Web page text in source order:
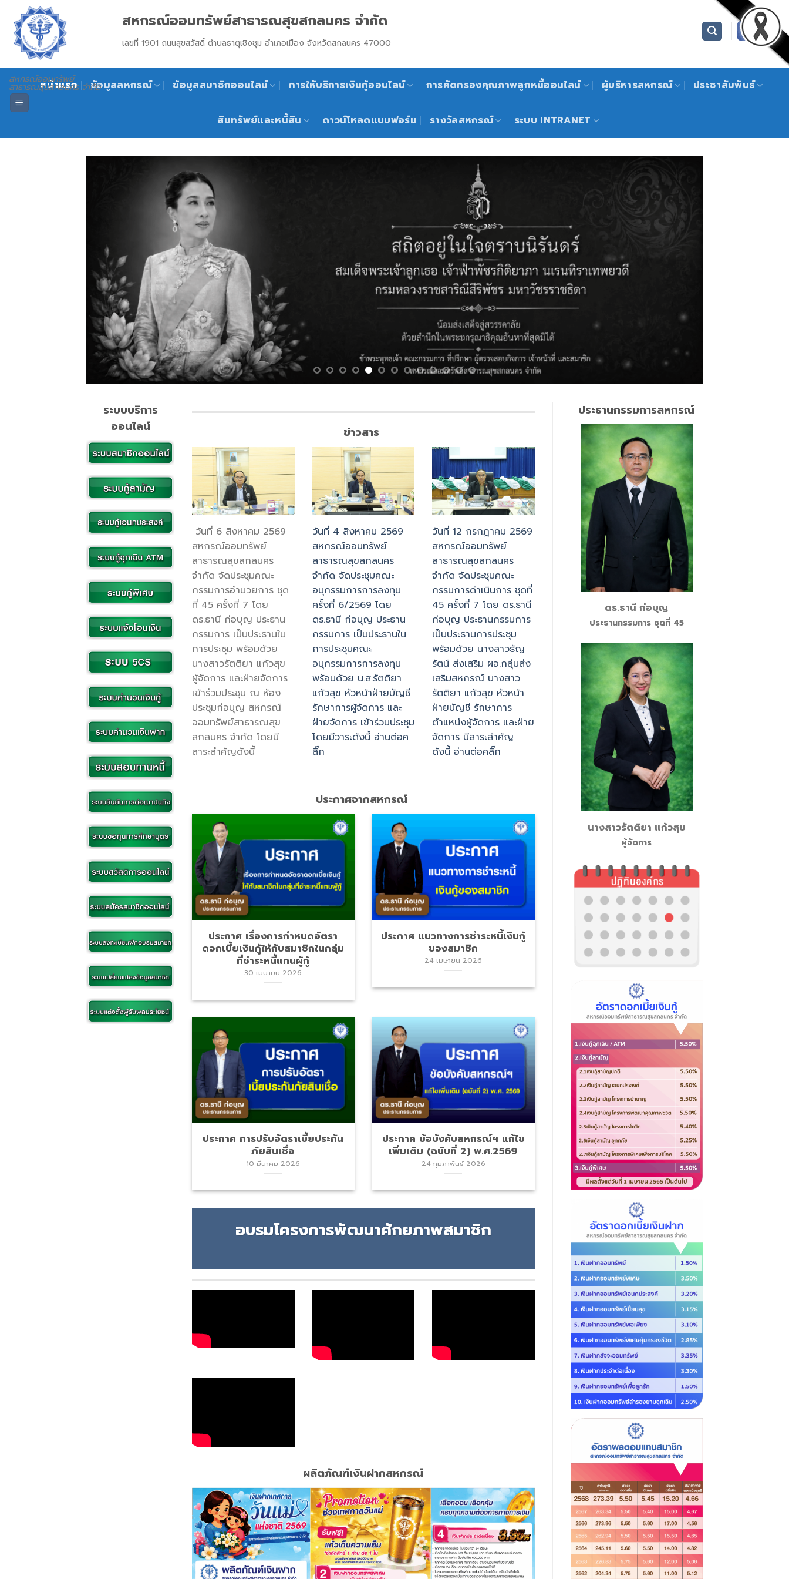
content
สหกรณ์ออมทรัพย์
สาธารณสุขสกลนคร จำกัด
สหกรณ์ออมทรัพย์สาธารณสุขสกลนคร จำกัด
เลขที่ 1901 ถนนสุขสวัสดิ์ ตำบลธาตุเชิงชุม อำเภอเมือง จังหวัดสกลนคร 47000
หน้าแรก ข้อมูลสหกรณ์ ข้อมูลสมาชิกออนไลน์ การให้บริการเงินกู้ออนไลน์ การคัดกรองคุณภาพลูกหนี้ออนไลน์ ผู้บริหารสหกรณ์ ประชาสัมพันธ์
สินทรัพย์และหนี้สิน ดาวน์โหลดแบบฟอร์ม รางวัลสหกรณ์ ระบบ INTRANET
ระบบบริการ
ออนไลน์
ข่าวสาร
วันที่ 6 สิงหาคม 2569
สหกรณ์ออมทรัพย์
สาธารณสุขสกลนคร
จำกัด จัดประชุมคณะ
กรรมการอำนวยการ ชุด
ที่ 45 ครั้งที่ 7 โดย
ดร.ธานี ก่อบุญ ประธาน
กรรมการ เป็นประธานใน
การประชุม พร้อมด้วย
นางสาวรัตติยา แก้วสุข
ผู้จัดการ และฝ่ายจัดการ
เข้าร่วมประชุม ณ ห้อง
ประชุมก่อบุญ สหกรณ์
ออมทรัพย์สาธารณสุข
สกลนคร จำกัด โดยมี
สาระสำคัญดังนี้
วันที่ 4 สิงหาคม 2569
สหกรณ์ออมทรัพย์
สาธารณสุขสกลนคร
จำกัด จัดประชุมคณะ
อนุกรรมการการลงทุน
ครั้งที่ 6/2569 โดย
ดร.ธานี ก่อบุญ ประธาน
กรรมการ เป็นประธานใน
การประชุมคณะ
อนุกรรมการการลงทุน
พร้อมด้วย น.ส.รัตติยา
แก้วสุข หัวหน้าฝ่ายบัญชี
รักษาการผู้จัดการ และ
ฝ่ายจัดการ เข้าร่วมประชุม
โดยมีวาระดังนี้ อ่านต่อค
ลิ๊ก
วันที่ 12 กรกฎาคม 2569
สหกรณ์ออมทรัพย์
สาธารณสุขสกลนคร
จำกัด จัดประชุมคณะ
กรรมการดำเนินการ ชุดที่
45 ครั้งที่ 7 โดย ดร.ธานี
ก่อบุญ ประธานกรรมการ
เป็นประธานการประชุม
พร้อมด้วย นางสาวธัญ
รัตน์ ส่งเสริม ผอ.กลุ่มส่ง
เสริมสหกรณ์ นางสาว
รัตติยา แก้วสุข หัวหน้า
ฝ่ายบัญชี รักษาการ
ตำแหน่งผู้จัดการ และฝ่าย
จัดการ มีสาระสำคัญ
ดังนี้ อ่านต่อคลิ๊ก
ประกาศจากสหกรณ์
ประกาศ เรื่องการกำหนดอัตรา
ดอกเบี้ยเงินกู้ให้กับสมาชิกในกลุ่ม
ที่ชำระหนี้แทนผู้กู้
30 เมษายน 2026
ประกาศ แนวทางการชำระหนี้เงินกู้
ของสมาชิก
24 เมษายน 2026
ประกาศ การปรับอัตราเบี้ยประกัน
ภัยสินเชื่อ
10 มีนาคม 2026
ประกาศ ข้อบังคับสหกรณ์ฯ แก้ไข
เพิ่มเติม (ฉบับที่ 2) พ.ศ.2569
24 กุมภาพันธ์ 2026
อบรมโครงการพัฒนาศักยภาพสมาชิก
ผลิตภัณฑ์เงินฝากสหกรณ์
ประธานกรรมการสหกรณ์
ดร.ธานี ก่อบุญ
ประธานกรรมการ ชุดที่ 45
นางสาวรัตติยา แก้วสุข
ผู้จัดการ
เงินฝาก 2567